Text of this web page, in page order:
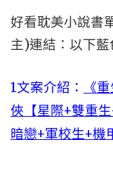
好看耽美小說書
主)連結：以下藍
1文案介紹：
《
俠【星際+雙重
暗戀+軍校生+機